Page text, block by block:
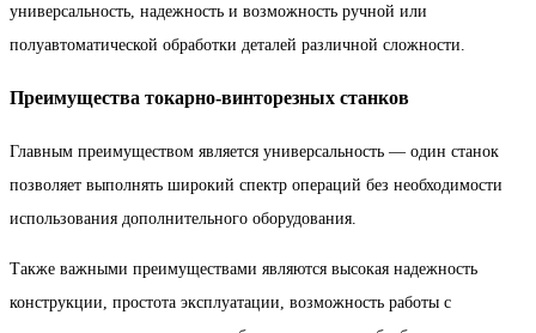
универсальность, надежность и возможность ручной или
полуавтоматической обработки деталей различной сложности.
Преимущества токарно-винторезных станков
Главным преимуществом является универсальность — один станок
позволяет выполнять широкий спектр операций без необходимости
использования дополнительного оборудования.
Также важными преимуществами являются высокая надежность
конструкции, простота эксплуатации, возможность работы с